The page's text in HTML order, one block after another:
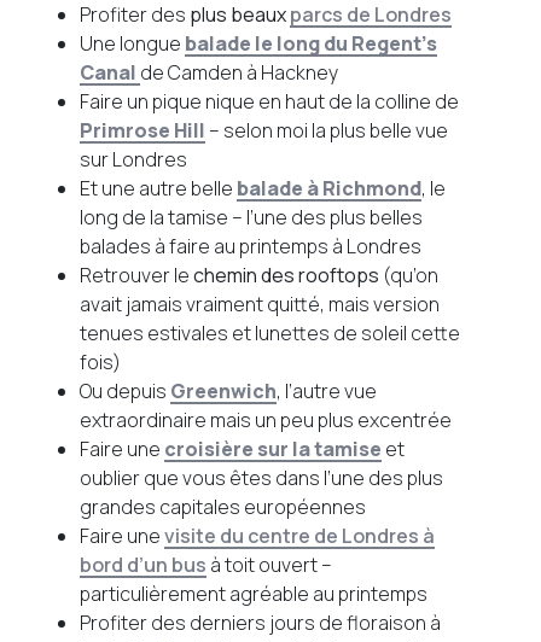
Profiter des plus beauxparcs de Londres
Une longue balade le long du Regent’s
Canal de Camden à Hackney
Faire un pique nique en haut de la colline de
Primrose Hill – selon moi la plus belle vue
sur Londres
Et une autre belle balade à Richmond, le
long de la tamise – l’une des plus belles
balades à faire au printemps à Londres
Retrouver lechemin des rooftops (qu’on
avait jamais vraiment quitté, mais version
tenues estivales et lunettes de soleil cette
fois)
Ou depuis Greenwich, l’autre vue
extraordinaire mais un peu plus excentrée
Faire une croisière sur la tamise et
oublier que vous êtes dans l’une des plus
grandes capitales européennes
Faire unevisite du centre de Londres à
bord d’un bus à toit ouvert –
particulièrement agréable au printemps
Profiter des derniers jours de floraison à